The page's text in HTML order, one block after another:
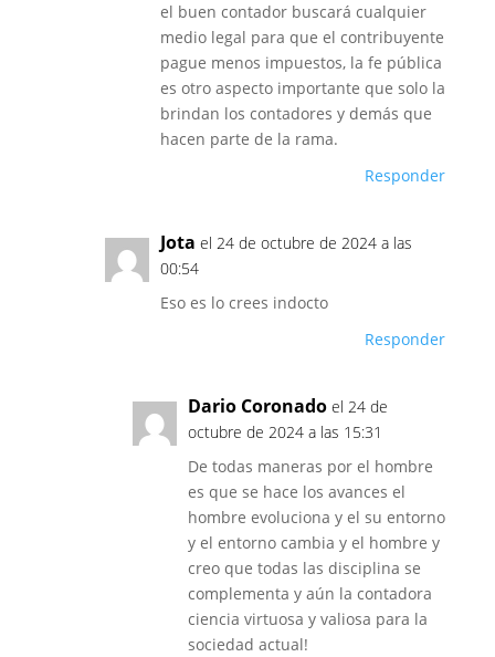
el buen contador buscará cualquier
medio legal para que el contribuyente
pague menos impuestos, la fe pública
es otro aspecto importante que solo la
brindan los contadores y demás que
hacen parte de la rama.
Responder
Jota el 24 de octubre de 2024 a las
00:54
Eso es lo crees indocto
Responder
Dario Coronado el 24 de
octubre de 2024 a las 15:31
De todas maneras por el hombre
es que se hace los avances el
hombre evoluciona y el su entorno
y el entorno cambia y el hombre y
creo que todas las disciplina se
complementa y aún la contadora
ciencia virtuosa y valiosa para la
sociedad actual!